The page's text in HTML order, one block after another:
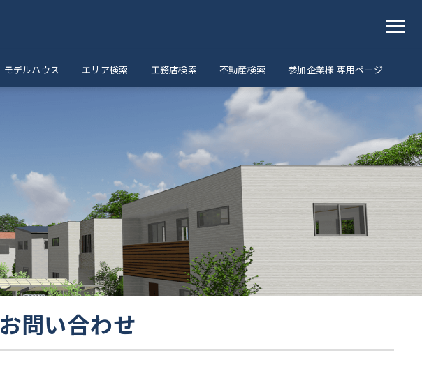
モデルハウス エリア検索 工務店検索 不動産検索 参加企業様 専用ページ
お問い合わせ